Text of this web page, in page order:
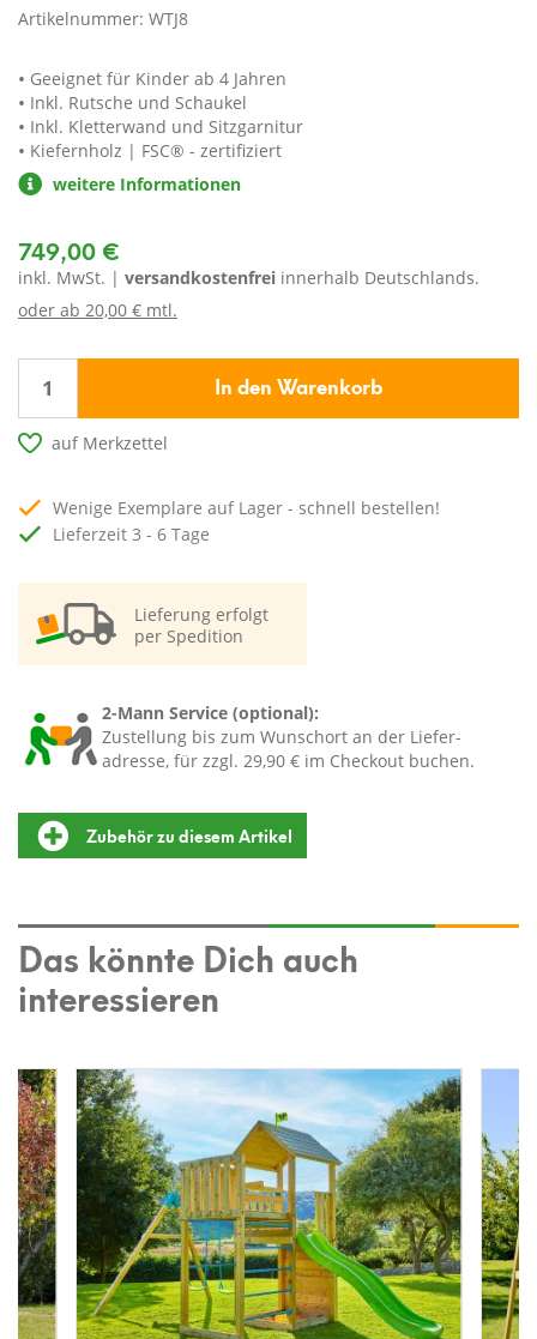
Artikelnummer: WTJ8
Geeignet für Kinder ab 4 Jahren
Inkl. Rutsche und Schaukel
Inkl. Kletterwand und Sitzgarnitur
Kiefernholz | FSC® - zertifiziert
weitere Informationen
749,00 €
inkl. MwSt. | versandkostenfrei innerhalb Deutschlands.
oder ab 20,00 € mtl.
In den Warenkorb
auf Merkzettel
Wenige Exemplare auf Lager - schnell bestellen!
Lieferzeit 3 - 6 Tage
Lieferung erfolgt
per Spedition
2-Mann Service (optional):
Zustellung bis zum Wunschort an der Liefer-
adresse, für zzgl. 29,90 € im Checkout buchen.
Zubehör zu diesem Artikel
Das könnte Dich auch
interessieren